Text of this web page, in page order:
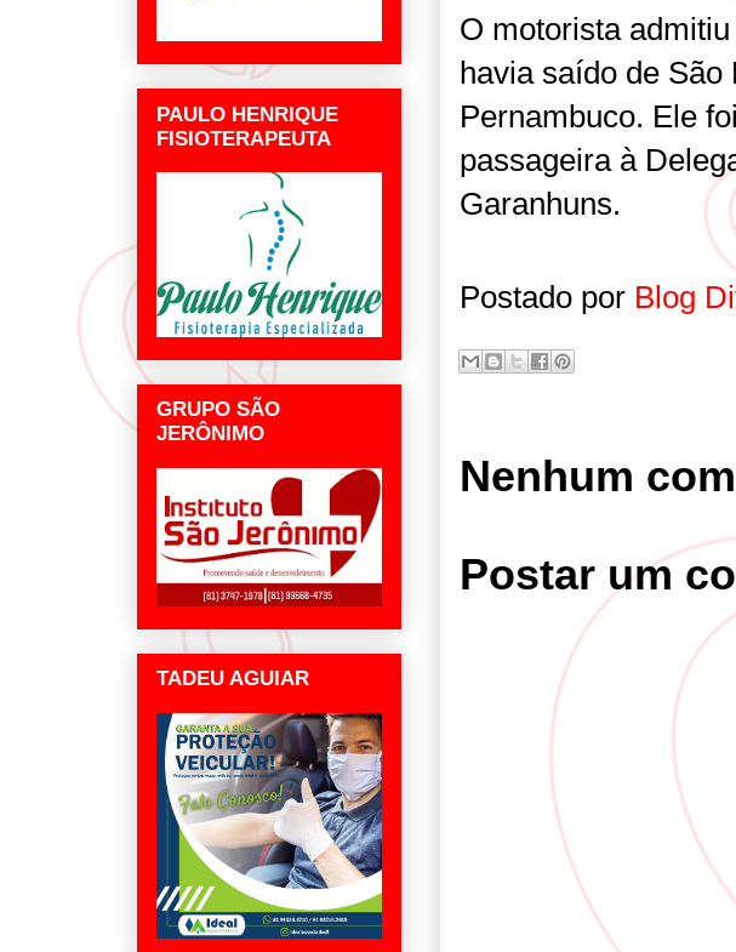
O motorista
havia saído de São
Pernambuco. Ele
passageira à
Garanhuns.
Postado por Blog
Nenhum
Postar um
PAULO HENRIQUE
FISIOTERAPEUTA
GRUPO SÃO
JERÔNIMO
TADEU AGUIAR